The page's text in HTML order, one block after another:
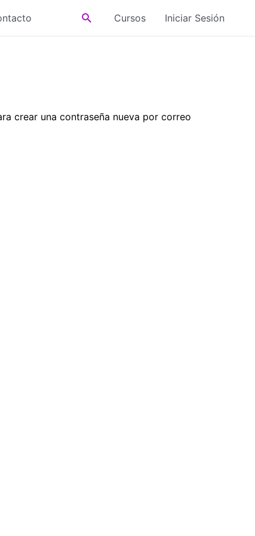
BuscarCursos Iniciar Sesión
crear una contraseña nueva por correo